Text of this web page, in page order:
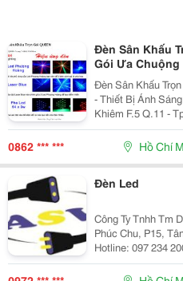
Đèn Sân Khấu
Gói Ưa Chuộng
Đèn Sân Khấu Trọn Gói Queen
- Thiết Bị Ánh Sáng Pah Địa Chỉ: 86/3B -
Khiêm F.5 Q.11 - Tp.hcm Di Động:
Hồng) - Đt: (08)
0862 *** *** Hồ Chí
Đèn Led
Công Ty Tnhh Tm Dv Kt
Phúc Chu, P15, Tân Bình,
Hotline: 097 234 2003,
Http://
Anhsangvang01@Gmail.com Công